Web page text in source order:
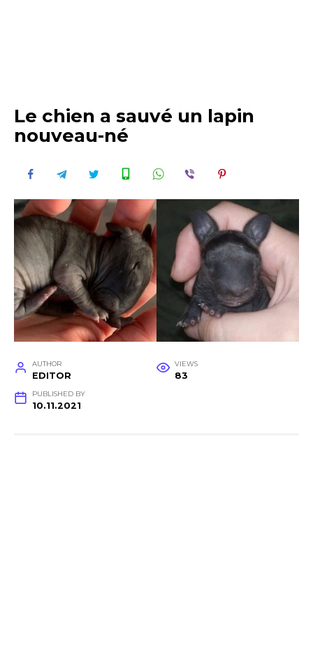
Le chien a sauvé un lapin
nouveau-né
AUTHOR
EDITOR
VIEWS
83
PUBLISHED BY
10.11.2021